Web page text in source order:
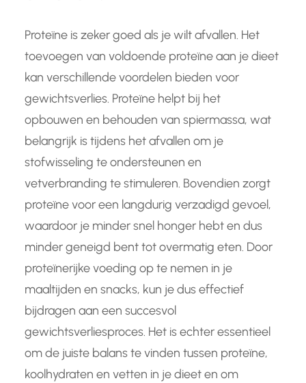
Proteïne is zeker goed als je wilt afvallen. Het
toevoegen van voldoende proteïne aan je dieet
kan verschillende voordelen bieden voor
gewichtsverlies. Proteïne helpt bij het
opbouwen en behouden van spiermassa, wat
belangrijk is tijdens het afvallen om je
stofwisseling te ondersteunen en
vetverbranding te stimuleren. Bovendien zorgt
proteïne voor een langdurig verzadigd gevoel,
waardoor je minder snel honger hebt en dus
minder geneigd bent tot overmatig eten. Door
proteïnerijke voeding op te nemen in je
maaltijden en snacks, kun je dus effectief
bijdragen aan een succesvol
gewichtsverliesproces. Het is echter essentieel
om de juiste balans te vinden tussen proteïne,
koolhydraten en vetten in je dieet en om